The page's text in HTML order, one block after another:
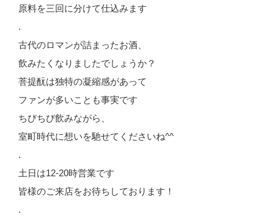
原料を三回に分けて仕込みます
.
古代のロマンが詰まったお酒、
飲みたくなりましたでしょうか？
菩提酛は独特の凝縮感があって
ファンが多いことも事実です
ちびちび飲みながら、
室町時代に想いを馳せてくださいね^^
.
土日は12-20時営業です
皆様のご来店をお待ちしております！
.